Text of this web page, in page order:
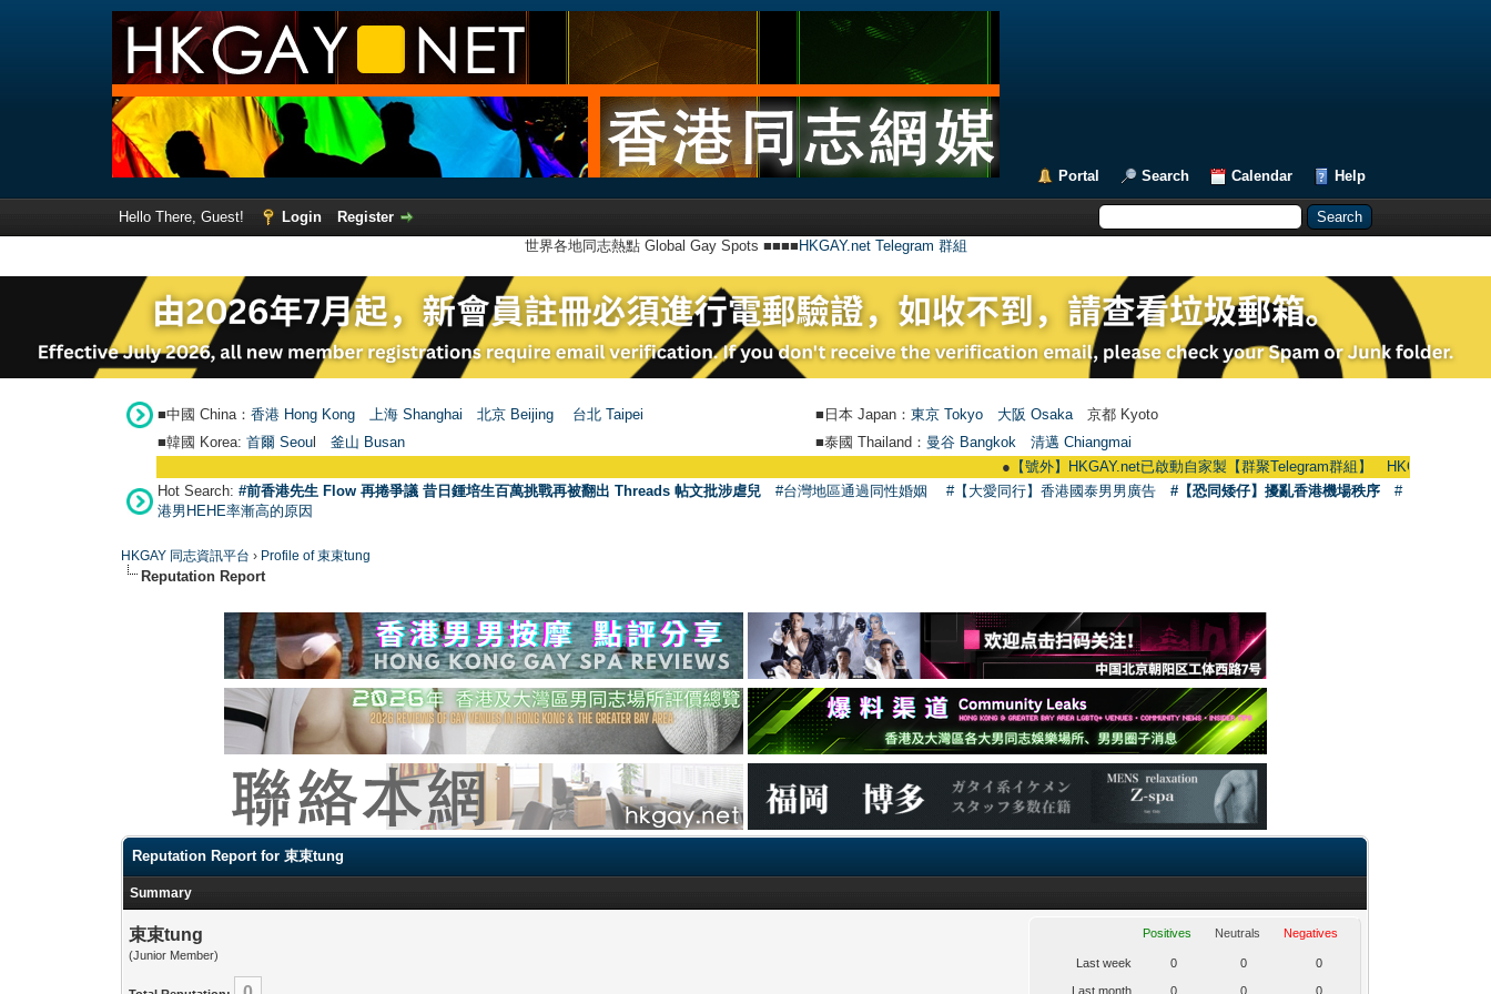
Portal Search Calendar Help
Hello There, Guest! Login
Register
世界各地同志熱點 Global Gay Spots ■■■■ HKGAY.net Telegram 群組
■中國 China： 香港 Hong Kong 上海 Shanghai 北京 Beijing 台北 Taipei ■日本 Japan： 東京 Tokyo 大阪 Osaka 京都 Kyoto
■韓國 Korea: 首爾 Seou 釜山 Busan ■泰國 Thailand： 曼谷 Bangkok
清邁 Chiangmai
【號外】HKGAY.net已啟動自家製【群聚Telegram群組】 HKGAY.net has
Hot Search: #前香港先生 Flow 再捲爭議 昔日鍾培生百萬挑戰再被翻出 Threads 帖文批涉虐兒 #台灣地區通過同性婚姻 #【大愛同行】香港國泰男男廣告 #【恐同矮仔】擾亂香港機場秩序
#
港男HEHE率漸高的原因
HKGAY 同志資訊平台 › Profile of 束束tung
Reputation Report
Reputation Report for 束束tung
Summary
束束tung
(Junior Member)
Positives Neutrals Negatives
Last week 0 0 0
Last month 0 0 0